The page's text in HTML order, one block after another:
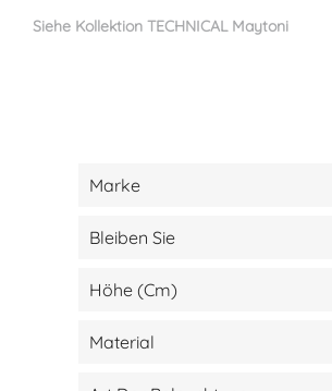
Siehe Kollektion TECHNICAL Maytoni
Marke
Bleiben Sie
Höhe (cm)
Material